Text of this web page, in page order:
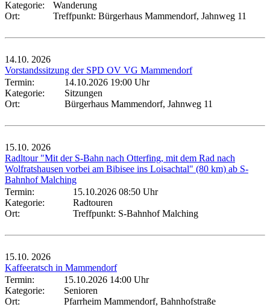
Kategorie:
Wanderung
Ort:
Treffpunkt: Bürgerhaus Mammendorf, Jahnweg 11
14.10. 2026
Vorstandssitzung der SPD OV VG Mammendorf
Termin:
14.10.2026 19:00 Uhr
Kategorie:
Sitzungen
Ort:
Bürgerhaus Mammendorf, Jahnweg 11
15.10. 2026
Radltour "Mit der S-Bahn nach Otterfing, mit dem Rad nach
Wolfratshausen vorbei am Bibisee ins Loisachtal" (80 km) ab S-
Bahnhof Malching
Termin:
15.10.2026 08:50 Uhr
Kategorie:
Radtouren
Ort:
Treffpunkt: S-Bahnhof Malching
15.10. 2026
Kaffeeratsch in Mammendorf
Termin:
15.10.2026 14:00 Uhr
Kategorie:
Senioren
Ort:
Pfarrheim Mammendorf, Bahnhofstraße